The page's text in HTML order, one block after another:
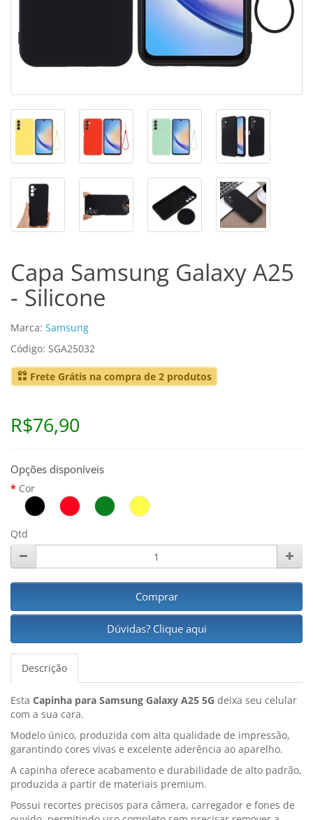
Capa Samsung Galaxy A25
- Silicone
Marca: Samsung
Código: SGA25032
Frete Grátis na compra de 2 produtos
R$76,90
Opções disponíveis
Cor
Qtd
Comprar
Dúvidas? Clique aqui
Descrição
Esta Capinha para Samsung Galaxy A25 5G deixa seu celular
com a sua cara.
Modelo único, produzida com alta qualidade de impressão,
garantindo cores vivas e excelente aderência ao aparelho.
A capinha oferece acabamento e durabilidade de alto padrão,
produzida a partir de materiais premium.
Possui recortes precisos para câmera, carregador e fones de